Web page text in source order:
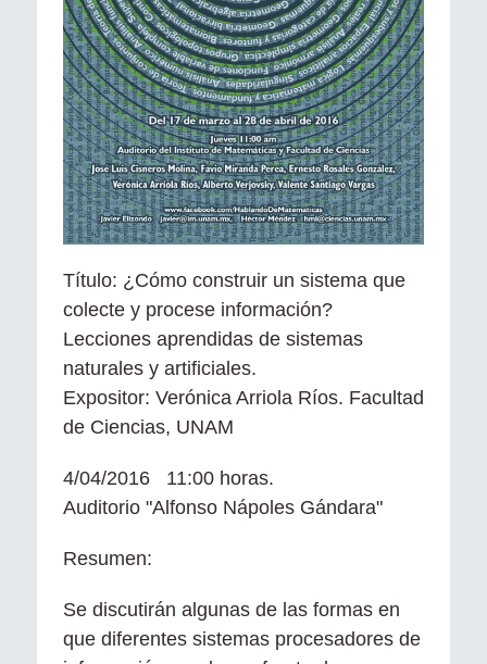
Título: ¿Cómo construir un sistema que
colecte y procese información?
Lecciones aprendidas de sistemas
naturales y artificiales.
Expositor: Verónica Arriola Ríos. Facultad
de Ciencias, UNAM
4/04/2016 11:00 horas.
Auditorio "Alfonso Nápoles Gándara"
Resumen:
Se discutirán algunas de las formas en
que diferentes sistemas procesadores de